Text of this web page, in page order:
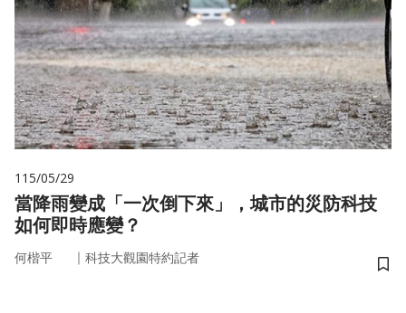
115/05/29
當降雨變成「一次倒下來」，城市的災防科技
如何即時應變？
何楷平 ｜ 科技大觀園特約記者
儲